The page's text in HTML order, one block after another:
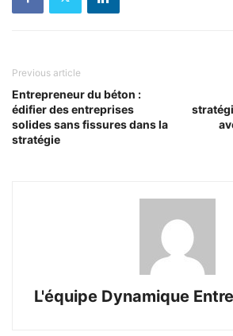
Previous article
Entrepreneur du béton :
édifier des entreprises
solides sans fissures dans la
stratégie
L'équipe Dynamique